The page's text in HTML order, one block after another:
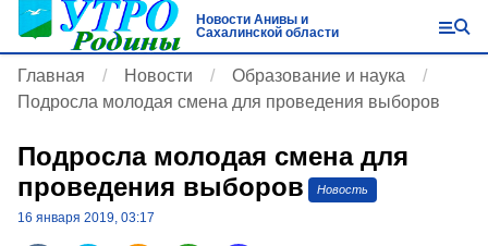
Новости Анивы и
Сахалинской области
Главная Новости
Образование и наука
Подросла молодая смена для проведения выборов
Подросла молодая смена для
проведения выборов
Новость
16 января 2019, 03:17